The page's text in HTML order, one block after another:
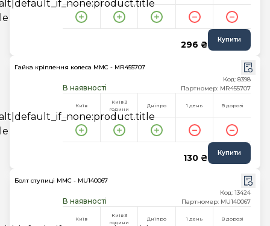
296 ₴ Купити
Гайка кріплення колеса MMC - MR455707
В наявності
Код: 8398
Партномер: MR455707
Київ
Київ 3
години
Дніпро 1 день В дорозі
130 ₴ Купити
Болт ступиці MMC - MU140067
В наявності
Код: 13424
Партномер: MU140067
Київ
Київ 3
години
Дніпро 1 день В дорозі